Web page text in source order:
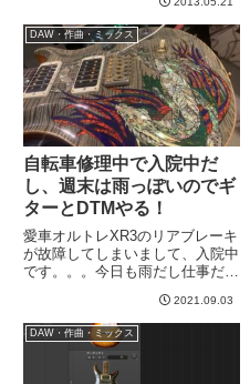
が...
DAW・作曲・ミックス
自転車修理中で入院中だ
し、週末は雨っぽいのでギ
ターとDTMやる！
愛車オルトレXR3のリアブレーキ
が故障してしまいまして、入院中
です。。。今日も雨だし仕事だし
というだけでなんか寂しい。。。
明日から週末ですがどうも雨のよ
うですね。多分バイクには乗れな
い。。。不幸中の幸いか。でも...
2021.09.03
DAW・作曲・ミックス